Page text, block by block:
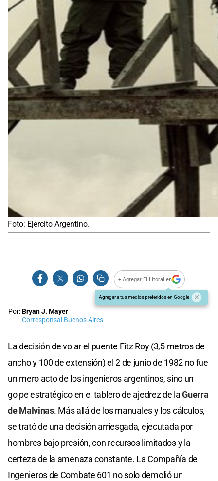
Foto: Ejército Argentino.
+ Agregar El Litoral en
Agregar a tus medios preferidos en Google
Por:Bryan J. Mayer
Corresponsal Buenos Aires
La decisión de volar el puente Fitz Roy (3,5 metros de
ancho y 100 de extensión) el 2 de junio de 1982 no fue
un mero acto de los ingenieros argentinos, sino un
golpe estratégico en el tablero de ajedrez de laGuerra
de Malvinas. Más allá de los manuales y los cálculos,
se trató de una decisión arriesgada, ejecutada por
hombres bajo presión, con recursos limitados y la
certeza de la amenaza constante. La Compañía de
Ingenieros de Combate 601 no solo demolió un